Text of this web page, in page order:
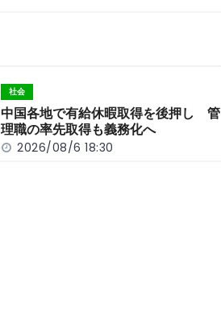
社会
中国各地で有給休暇取得を後押し 管
理職の率先取得も義務化へ
2026/08/6 18:30